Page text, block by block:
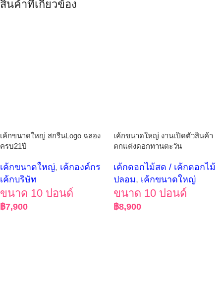
สินค้าที่เกี่ยวข้อง
เค้กขนาดใหญ่ สกรีนLogo ฉลอง
ครบ21ปี
เค้กขนาดใหญ่, เค้กองค์กร
เค้กบริษัท
ขนาด 10 ปอนด์
฿7,900
เค้กขนาดใหญ่ งานเปิดตัวสินค้า
ตกแต่งดอกทานตะวัน
เค้กดอกไม้สด / เค้กดอกไม้
ปลอม, เค้กขนาดใหญ่
ขนาด 10 ปอนด์
฿8,900